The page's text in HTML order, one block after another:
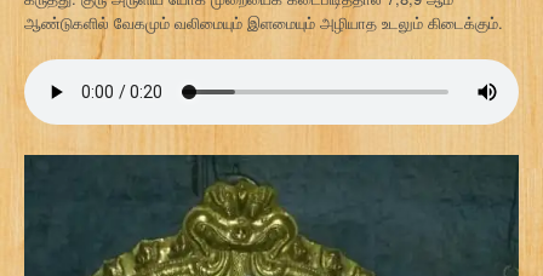
ஆண்டுகளில் வேகமும் வலிமையும் இளமையும் அழியாத உடலும் கிடைக்கும்.